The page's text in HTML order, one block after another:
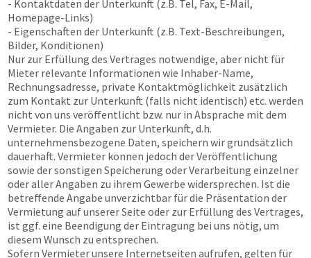
- Kontaktdaten der Unterkunft (z.B. Tel, Fax, E-Mail,
Homepage-Links)
- Eigenschaften der Unterkunft (z.B. Text-Beschreibungen,
Bilder, Konditionen)
Nur zur Erfüllung des Vertrages notwendige, aber nicht für
Mieter relevante Informationen wie Inhaber-Name,
Rechnungsadresse, private Kontaktmöglichkeit zusätzlich
zum Kontakt zur Unterkunft (falls nicht identisch) etc. werden
nicht von uns veröffentlicht bzw. nur in Absprache mit dem
Vermieter. Die Angaben zur Unterkunft, d.h.
unternehmensbezogene Daten, speichern wir grundsätzlich
dauerhaft. Vermieter können jedoch der Veröffentlichung
sowie der sonstigen Speicherung oder Verarbeitung einzelner
oder aller Angaben zu ihrem Gewerbe widersprechen. Ist die
betreffende Angabe unverzichtbar für die Präsentation der
Vermietung auf unserer Seite oder zur Erfüllung des Vertrages,
ist ggf. eine Beendigung der Eintragung bei uns nötig, um
diesem Wunsch zu entsprechen.
Sofern Vermieter unsere Internetseiten aufrufen, gelten für